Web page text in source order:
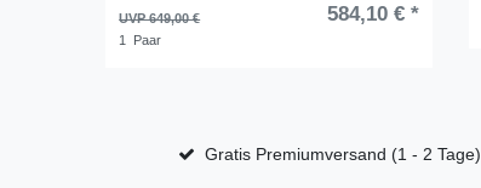
UVP 649,00 € 584,10 € *
1 Paar
Gratis Premiumversand (1 - 2 Tage)